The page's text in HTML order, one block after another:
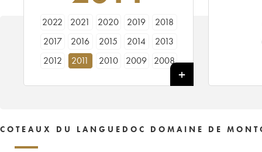
2022 2021 2020 2019
2018
2017
2016 2015 2014
2013
2012
2011 2010 2009
2008
COTEAUX DU LANGUEDOC DOMAINE DE